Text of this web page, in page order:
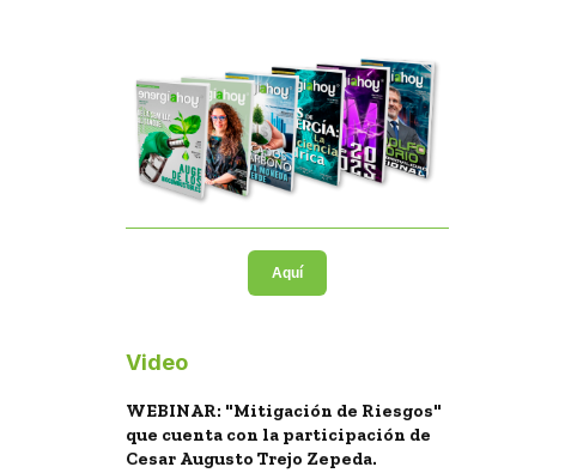
Aquí
Video
WEBINAR: "Mitigación de Riesgos"
que cuenta con la participación de
Cesar Augusto Trejo Zepeda.